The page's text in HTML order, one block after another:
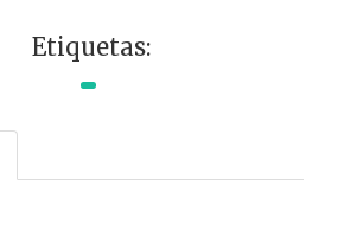
Etiquetas: